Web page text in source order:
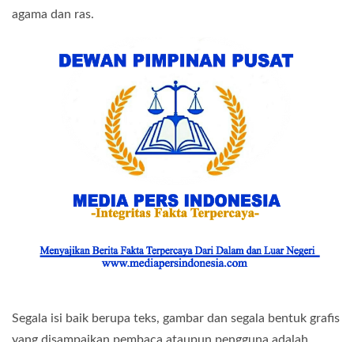
agama dan ras.
Segala isi baik berupa teks, gambar dan segala bentuk grafis
yang disampaikan pembaca ataupun pengguna adalah